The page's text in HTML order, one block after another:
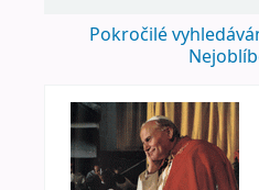
Metují
Pokročilé